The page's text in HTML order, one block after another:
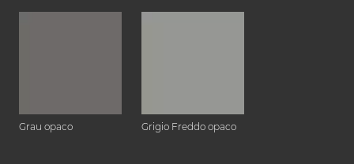
Grau opaco Grigio Freddo opaco